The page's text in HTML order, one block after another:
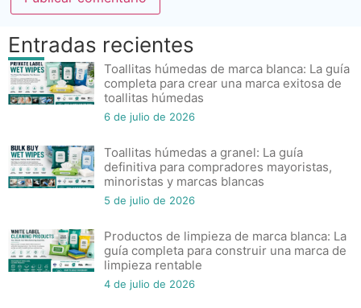
Entradas recientes
Toallitas húmedas de marca blanca: La guía
completa para crear una marca exitosa de
toallitas húmedas
6 de julio de 2026
Toallitas húmedas a granel: La guía
definitiva para compradores mayoristas,
minoristas y marcas blancas
5 de julio de 2026
Productos de limpieza de marca blanca: La
guía completa para construir una marca de
limpieza rentable
4 de julio de 2026